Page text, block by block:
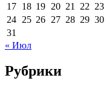
17 18 19 20 21 22 23
24 25 26 27 28 29 30
31
« Июл
Рубрики